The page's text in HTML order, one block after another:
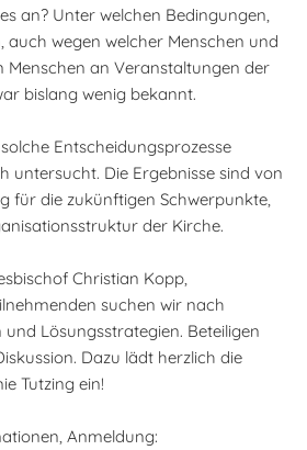
an? Unter welchen Bedingungen,
auch wegen welcher Menschen und
Menschen an Veranstaltungen der
bislang wenig bekannt.
Entscheidungsprozesse
untersucht. Die Ergebnisse sind von
für die zukünftigen Schwerpunkte,
der Kirche.
Christian Kopp,
suchen wir nach
Lösungsstrategien. Beteiligen
Dazu lädt herzlich die
Tutzing ein!
Anmeldung: